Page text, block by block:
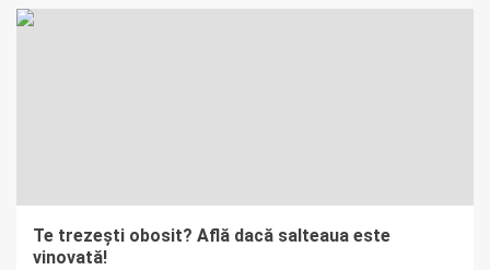
Te trezești obosit? Află dacă salteaua este
vinovată!